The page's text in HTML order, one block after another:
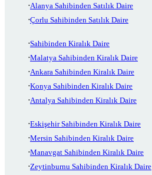
Alanya Sahibinden Satılık Daire
Çorlu Sahibinden Satılık Daire
Sahibinden Kiralık Daire
Malatya Sahibinden Kiralık Daire
Ankara Sahibinden Kiralık Daire
Konya Sahibinden Kiralık Daire
Antalya Sahibinden Kiralık Daire
Eskişehir Sahibinden Kiralık Daire
Mersin Sahibinden Kiralık Daire
Manavgat Sahibinden Kiralık Daire
Zeytinburnu Sahibinden Kiralık Daire